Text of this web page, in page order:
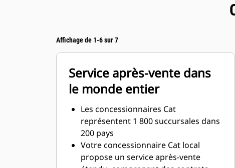
Affichage de 1-6 sur 7
Service après-vente dans
le monde entier
Les concessionnaires Cat
représentent 1 800 succursales dans
200 pays
Votre concessionnaire Cat local
propose un service après-vente